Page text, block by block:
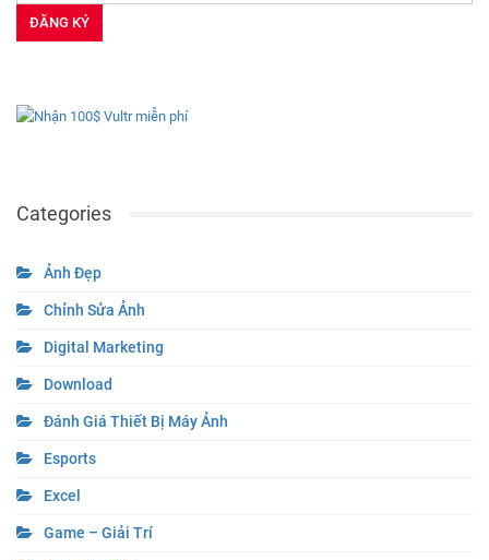
Categories
Ảnh Đẹp
Chỉnh Sửa Ảnh
Digital Marketing
Download
Đánh Giá Thiết Bị Máy Ảnh
Esports
Excel
Game – Giải Trí